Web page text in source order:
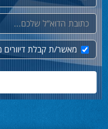
דוא"ל
מאשר/ת קבלת דיוורים